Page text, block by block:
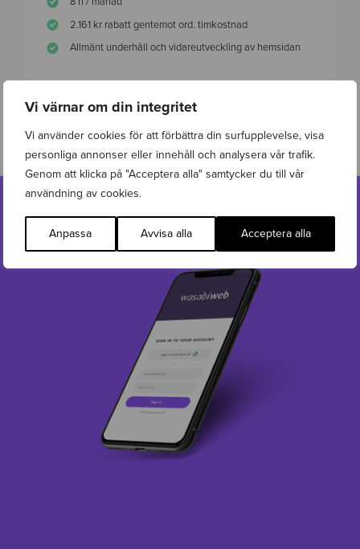
Vi värnar om din integritet
Vi använder cookies för att förbättra din surfupplevelse, visa
personliga annonser eller innehåll och analysera vår trafik.
Genom att klicka på "Acceptera alla" samtycker du till vår
användning av cookies.
Anpassa Avvisa alla Acceptera alla
2.161 kr rabatt gentemot ord. timkostnad
Allmänt underhåll och vidareutveckling av hemsidan